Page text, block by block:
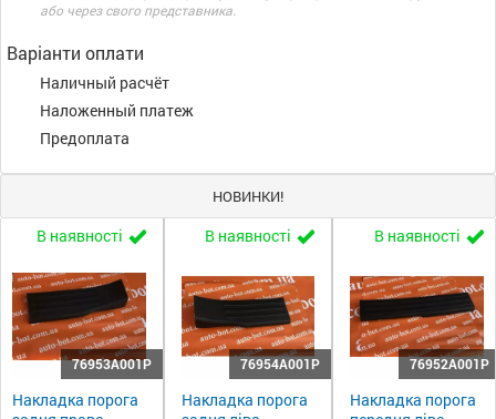
або через свого представника.
Варіанти оплати
Наличный расчёт
Наложенный платеж
Предоплата
НОВИНКИ!
В наявності
76953A001P
Накладка порога
В наявності
76954A001P
Накладка порога
В наявності
76952A001P
Накладка порога